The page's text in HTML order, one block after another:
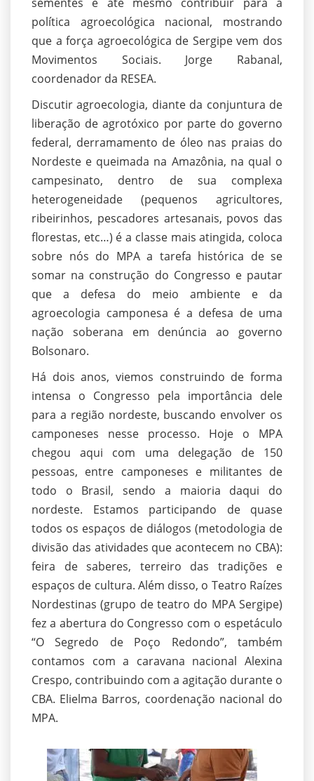
política agroecológica nacional, mostrando
que a força agroecológica de Sergipe vem dos
Movimentos Sociais. Jorge Rabanal,
coordenador da RESEA.
Discutir agroecologia, diante da conjuntura de
liberação de agrotóxico por parte do governo
federal, derramamento de óleo nas praias do
Nordeste e queimada na Amazônia, na qual o
campesinato, dentro de sua complexa
heterogeneidade (pequenos agricultores,
ribeirinhos, pescadores artesanais, povos das
florestas, etc…) é a classe mais atingida, coloca
sobre nós do MPA a tarefa histórica de se
somar na construção do Congresso e pautar
que a defesa do meio ambiente e da
agroecologia camponesa é a defesa de uma
nação soberana em denúncia ao governo
Bolsonaro.
Há dois anos, viemos construindo de forma
intensa o Congresso pela importância dele
para a região nordeste, buscando envolver os
camponeses nesse processo. Hoje o MPA
chegou aqui com uma delegação de 150
pessoas, entre camponeses e militantes de
todo o Brasil, sendo a maioria daqui do
nordeste. Estamos participando de quase
todos os espaços de diálogos (metodologia de
divisão das atividades que acontecem no CBA):
feira de saberes, terreiro das tradições e
espaços de cultura. Além disso, o Teatro Raízes
Nordestinas (grupo de teatro do MPA Sergipe)
fez a abertura do Congresso com o espetáculo
“O Segredo de Poço Redondo”, também
contamos com a caravana nacional Alexina
Crespo, contribuindo com a agitação durante o
CBA. Elielma Barros, coordenação nacional do
MPA.